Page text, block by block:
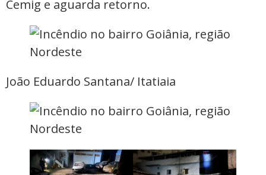
Cemig e aguarda retorno.
João Eduardo Santana/ Itatiaia